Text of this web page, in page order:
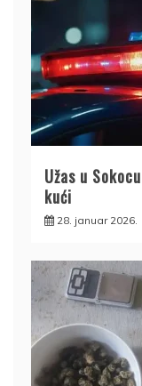
Užas u
kući
28. januar 2026.